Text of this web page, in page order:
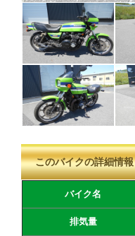
このバイクの詳細情報
バイク名
排気量